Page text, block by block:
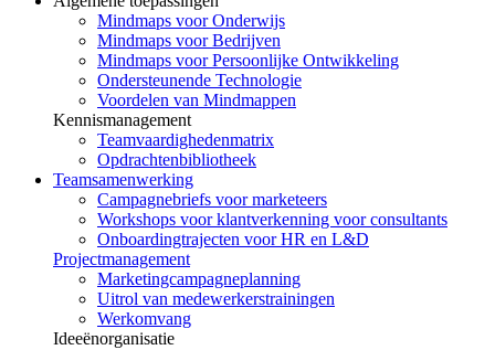
Mindmaps voor Onderwijs
Mindmaps voor Bedrijven
Mindmaps voor Persoonlijke Ontwikkeling
Ondersteunende Technologie
Voordelen van Mindmappen
Kennismanagement
Teamvaardighedenmatrix
Opdrachtenbibliotheek
Teamsamenwerking
Campagnebriefs voor marketeers
Workshops voor klantverkenning voor consultants
Onboardingtrajecten voor HR en L&D
Projectmanagement
Marketingcampagneplanning
Uitrol van medewerkerstrainingen
Werkomvang
Ideeënorganisatie